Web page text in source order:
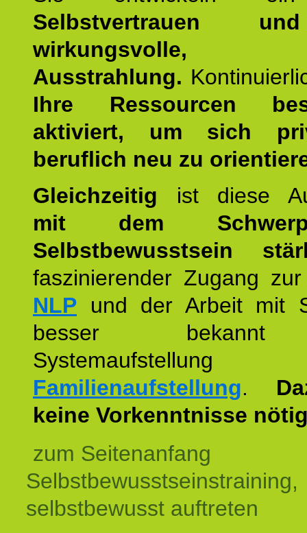
Selbstvertrauen
wirkungsvolle,
Ausstrahlung.
Ihre Ressourcen
aktiviert, um sich
beruflich neu zu
Gleichzeitig ist diese
mit dem
Selbstbewusstsein
faszinierender Zugang
NLP und der Arbeit mit
besser
Familienaufstellung.
keine Vorkenntnisse
zum Seitenanfang
Selbstbewusstseinstraining,
selbstbewusst auftreten